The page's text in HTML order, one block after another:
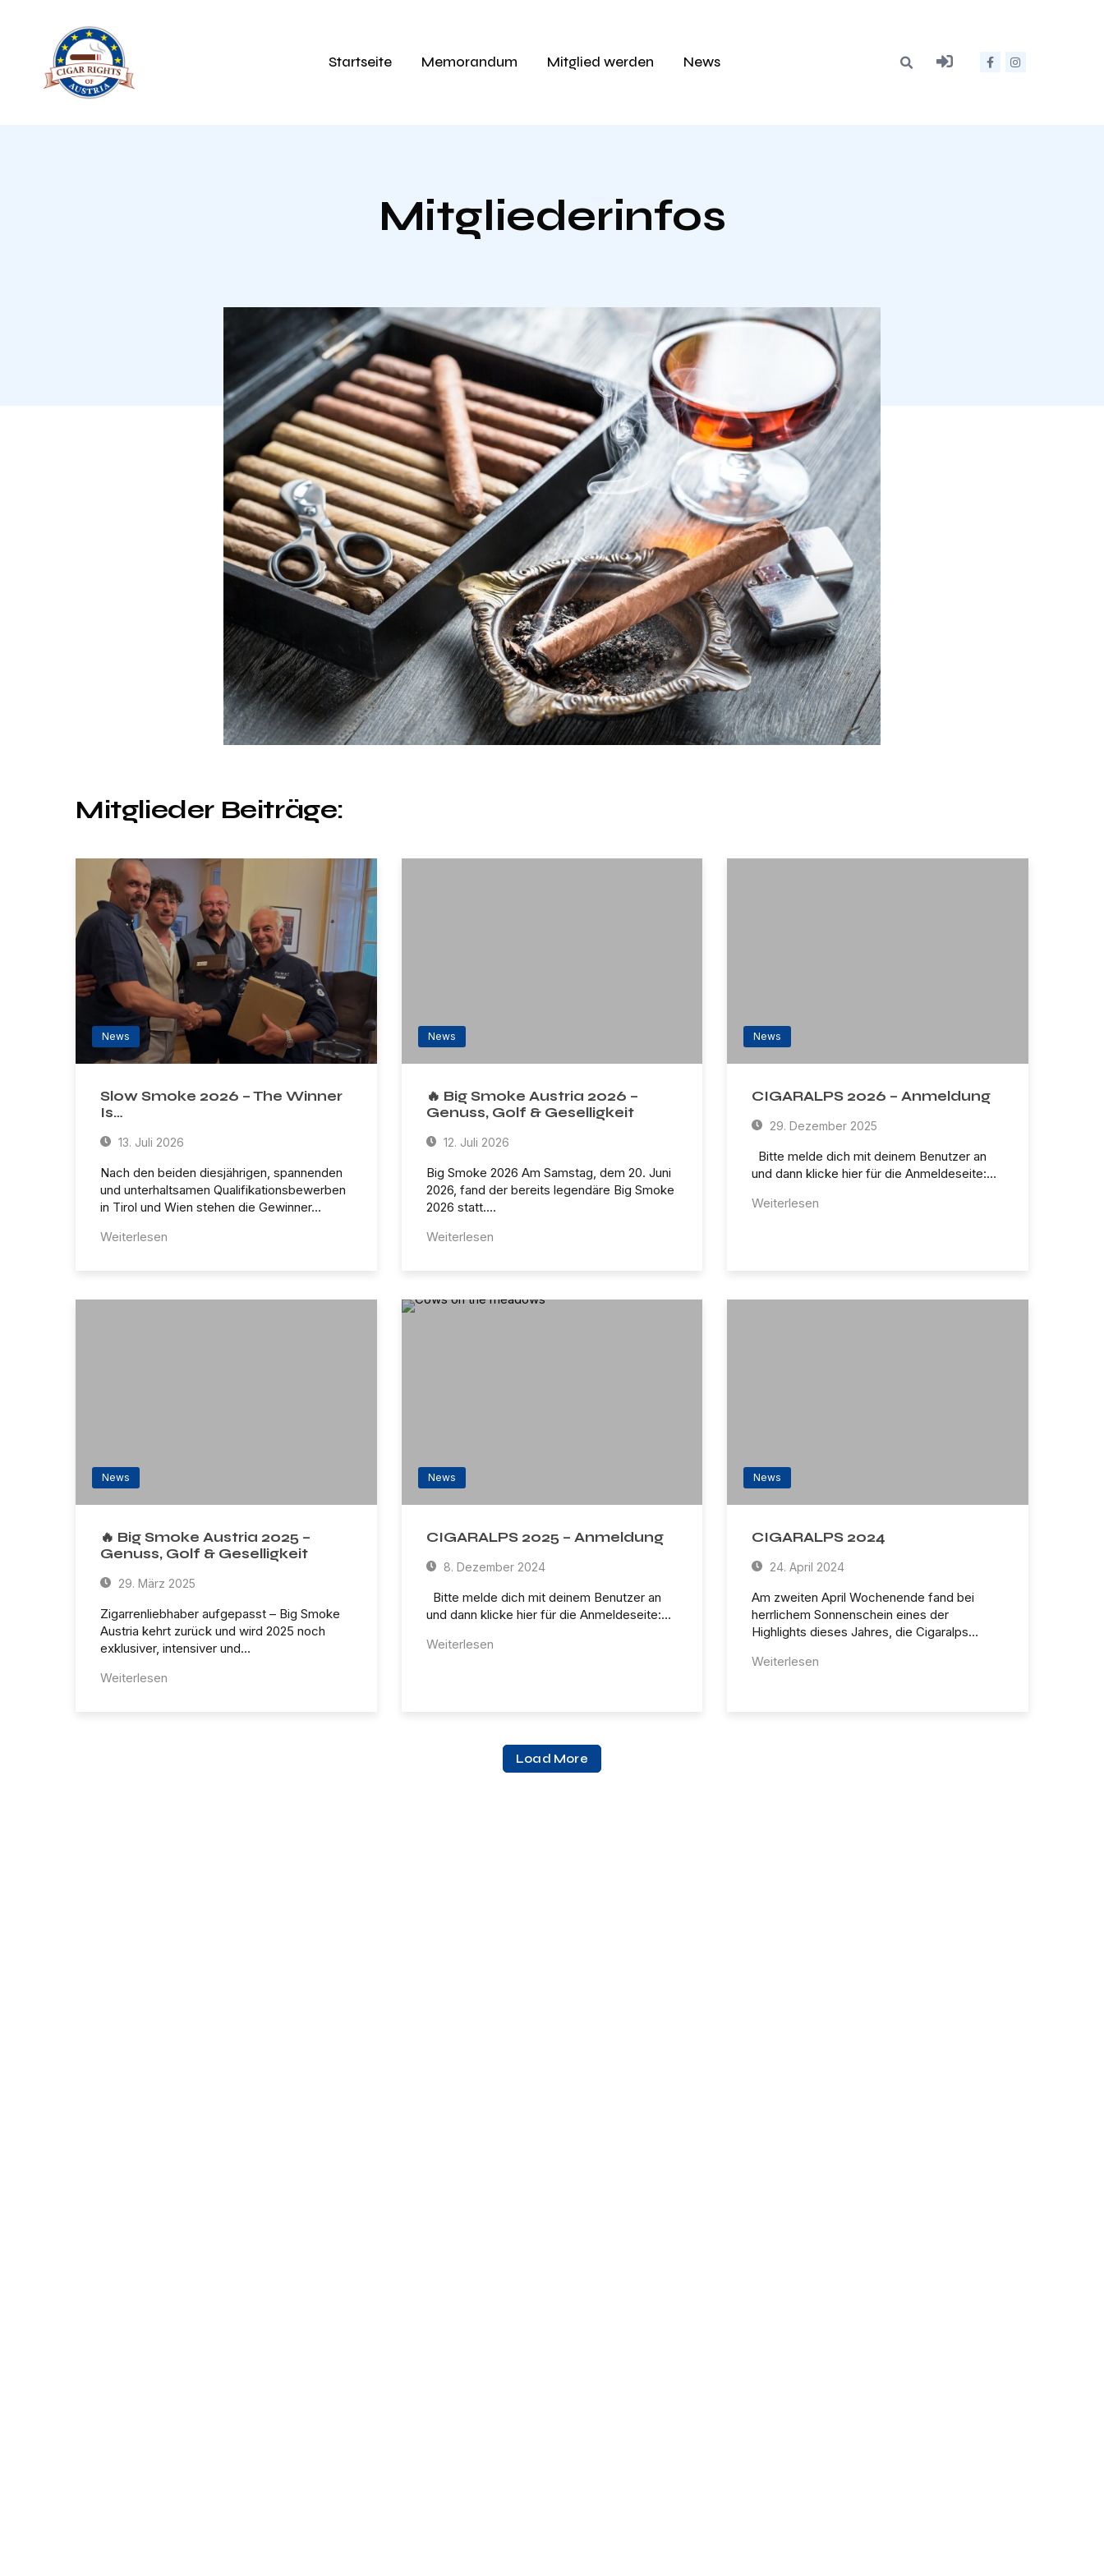
Startseite Memorandum Mitglied werden News
Mitgliederinfos
Mitglieder Beiträge:
News
Slow Smoke 2026 – The Winner
Is…
13. Juli 2026
Nach den beiden diesjährigen, spannenden
und unterhaltsamen Qualifikationsbewerben
in Tirol und Wien stehen die Gewinner…
Weiterlesen
News
🔥 Big Smoke Austria 2026 –
Genuss, Golf & Geselligkeit
12. Juli 2026
Big Smoke 2026 Am Samstag, dem 20. Juni
2026, fand der bereits legendäre Big Smoke
2026 statt.…
Weiterlesen
News
CIGARALPS 2026 – Anmeldung
29. Dezember 2025
Bitte melde dich mit deinem Benutzer an
und dann klicke hier für die Anmeldeseite:…
Weiterlesen
News
🔥 Big Smoke Austria 2025 –
Genuss, Golf & Geselligkeit
29. März 2025
Zigarrenliebhaber aufgepasst – Big Smoke
Austria kehrt zurück und wird 2025 noch
exklusiver, intensiver und…
Weiterlesen
News
CIGARALPS 2025 – Anmeldung
8. Dezember 2024
Bitte melde dich mit deinem Benutzer an
und dann klicke hier für die Anmeldeseite:…
Weiterlesen
News
CIGARALPS 2024
24. April 2024
Am zweiten April Wochenende fand bei
herrlichem Sonnenschein eines der
Highlights dieses Jahres, die Cigaralps…
Weiterlesen
Load More